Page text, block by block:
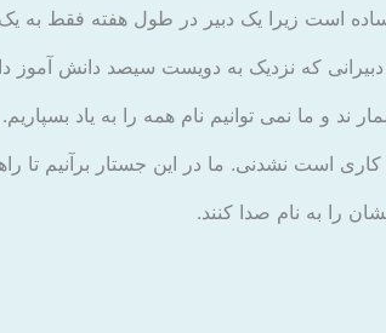
ساده است زیرا یک دبیر در طول هفته فقط
که نزدیک به دویست سیصد دانش آموز
و ما نمی توانیم نام همه را به یاد
است نشدنی. ما در این جستار برآنیم تا
را به نام صدا کنند.